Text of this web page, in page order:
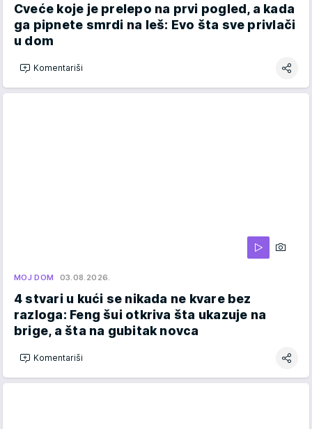
Cveće koje je prelepo na prvi pogled, a kada
ga pipnete smrdi na leš: Evo šta sve privlači
u dom
Komentariši
MOJ DOM 03.08.2026.
4 stvari u kući se nikada ne kvare bez
razloga: Feng šui otkriva šta ukazuje na
brige, a šta na gubitak novca
Komentariši